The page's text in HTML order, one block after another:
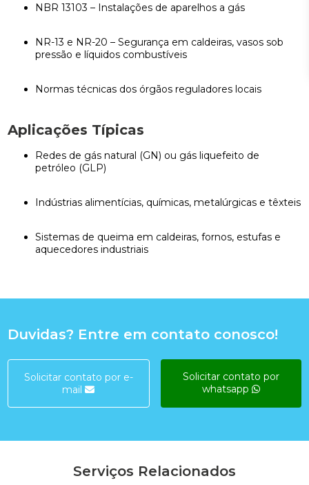
NBR 13103 – Instalações de aparelhos a gás
NR-13 e NR-20 – Segurança em caldeiras, vasos sob
pressão e líquidos combustíveis
Normas técnicas dos órgãos reguladores locais
Aplicações Típicas
Redes de gás natural (GN) ou gás liquefeito de
petróleo (GLP)
Indústrias alimentícias, químicas, metalúrgicas e têxteis
Sistemas de queima em caldeiras, fornos, estufas e
aquecedores industriais
Duvidas? Entre em contato conosco!
Solicitar contato por e-
mail
Solicitar contato por
whatsapp
Serviços Relacionados